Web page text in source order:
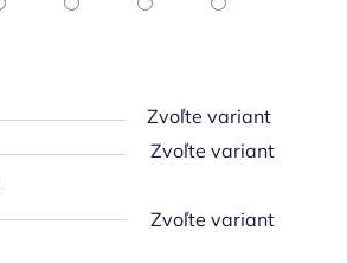
Zvoľte variant
Zvoľte variant
Zvoľte variant